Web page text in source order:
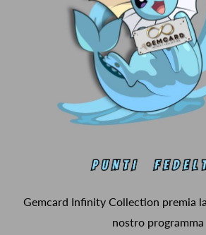
Gemcard Infinity Collection premia
nostro programma